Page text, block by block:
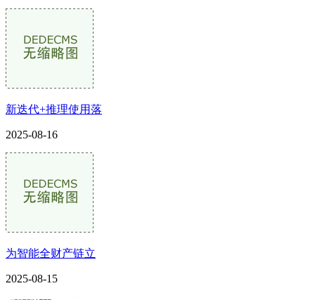
新迭代+推理使用落
2025-08-16
为智能全财产链立
2025-08-15